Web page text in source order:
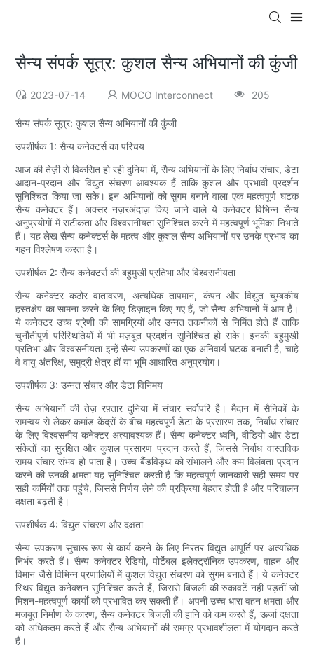
सैन्य संपर्क सूत्र: कुशल सैन्य अभियानों की कुंजी
2023-07-14 MOCO Interconnect 205
सैन्य संपर्क सूत्र: कुशल सैन्य अभियानों की कुंजी
उपशीर्षक 1: सैन्य कनेक्टर्स का परिचय
आज की तेज़ी से विकसित हो रही दुनिया में, सैन्य अभियानों के लिए निर्बाध संचार, डेटा
आदान-प्रदान और विद्युत संचरण आवश्यक हैं ताकि कुशल और प्रभावी प्रदर्शन
सुनिश्चित किया जा सके। इन अभियानों को सुगम बनाने वाला एक महत्वपूर्ण घटक
सैन्य कनेक्टर हैं। अक्सर नज़रअंदाज़ किए जाने वाले ये कनेक्टर विभिन्न सैन्य
अनुप्रयोगों में सटीकता और विश्वसनीयता सुनिश्चित करने में महत्वपूर्ण भूमिका निभाते
हैं। यह लेख सैन्य कनेक्टर्स के महत्व और कुशल सैन्य अभियानों पर उनके प्रभाव का
गहन विश्लेषण करता है।
उपशीर्षक 2: सैन्य कनेक्टर्स की बहुमुखी प्रतिभा और विश्वसनीयता
सैन्य कनेक्टर कठोर वातावरण, अत्यधिक तापमान, कंपन और विद्युत चुम्बकीय
हस्तक्षेप का सामना करने के लिए डिज़ाइन किए गए हैं, जो सैन्य अभियानों में आम हैं।
ये कनेक्टर उच्च श्रेणी की सामग्रियों और उन्नत तकनीकों से निर्मित होते हैं ताकि
चुनौतीपूर्ण परिस्थितियों में भी मज़बूत प्रदर्शन सुनिश्चित हो सके। इनकी बहुमुखी
प्रतिभा और विश्वसनीयता इन्हें सैन्य उपकरणों का एक अनिवार्य घटक बनाती है, चाहे
वे वायु अंतरिक्ष, समुद्री क्षेत्र हों या भूमि आधारित अनुप्रयोग।
उपशीर्षक 3: उन्नत संचार और डेटा विनिमय
सैन्य अभियानों की तेज़ रफ़्तार दुनिया में संचार सर्वोपरि है। मैदान में सैनिकों के
समन्वय से लेकर कमांड केंद्रों के बीच महत्वपूर्ण डेटा के प्रसारण तक, निर्बाध संचार
के लिए विश्वसनीय कनेक्टर अत्यावश्यक हैं। सैन्य कनेक्टर ध्वनि, वीडियो और डेटा
संकेतों का सुरक्षित और कुशल प्रसारण प्रदान करते हैं, जिससे निर्बाध वास्तविक
समय संचार संभव हो पाता है। उच्च बैंडविड्थ को संभालने और कम विलंबता प्रदान
करने की उनकी क्षमता यह सुनिश्चित करती है कि महत्वपूर्ण जानकारी सही समय पर
सही कर्मियों तक पहुंचे, जिससे निर्णय लेने की प्रक्रिया बेहतर होती है और परिचालन
दक्षता बढ़ती है।
उपशीर्षक 4: विद्युत संचरण और दक्षता
सैन्य उपकरण सुचारू रूप से कार्य करने के लिए निरंतर विद्युत आपूर्ति पर अत्यधिक
निर्भर करते हैं। सैन्य कनेक्टर रेडियो, पोर्टेबल इलेक्ट्रॉनिक उपकरण, वाहन और
विमान जैसे विभिन्न प्रणालियों में कुशल विद्युत संचरण को सुगम बनाते हैं। ये कनेक्टर
स्थिर विद्युत कनेक्शन सुनिश्चित करते हैं, जिससे बिजली की रुकावटें नहीं पड़तीं जो
मिशन-महत्वपूर्ण कार्यों को प्रभावित कर सकती हैं। अपनी उच्च धारा वहन क्षमता और
मजबूत निर्माण के कारण, सैन्य कनेक्टर बिजली की हानि को कम करते हैं, ऊर्जा दक्षता
को अधिकतम करते हैं और सैन्य अभियानों की समग्र प्रभावशीलता में योगदान करते
हैं।